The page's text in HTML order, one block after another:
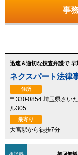
事
迅速＆適切な捜査弁護で
ネクスパート法律
住所
〒330-0854 埼玉県さい
ル305
最寄り
大宮駅から徒歩7分
相談料 初回無料